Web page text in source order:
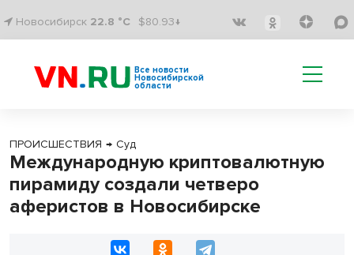
Новосибирск 22.8 °C $80.93↓
Все новости
Новосибирской
области
ПРОИСШЕСТВИЯ → Суд
Международную криптовалютную
пирамиду создали четверо
аферистов в Новосибирске